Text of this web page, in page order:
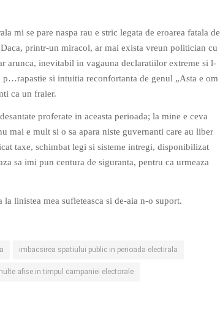
mi se pare naspa rau e stric legata de eroarea fatala de
printr-un miracol, ar mai exista vreun politician cu
arunca, inevitabil in vagauna declaratiilor extreme si l-
p…rapastie si intuitia reconfortanta de genul „Asta e om
ca un fraier.
proferate in aceasta perioada; la mine e ceva
mai e mult si o sa apara niste guvernanti care au liber
taxe, schimbat legi si sisteme intregi, disponibilizat
sa imi pun centura de siguranta, pentru ca urmeaza
linistea mea sufleteasca si de-aia n-o suport.
imbacsirea spatiului public in perioada electirala
afise in timpul campaniei electorale